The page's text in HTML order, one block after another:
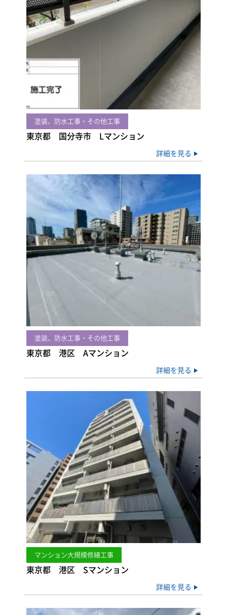
塗装、防水工事・その他工事
東京都 国分寺市 Lマンション
詳細を見る
塗装、防水工事・その他工事
東京都 港区 Aマンション
詳細を見る
マンション大規模修繕工事
東京都 港区 Sマンション
詳細を見る